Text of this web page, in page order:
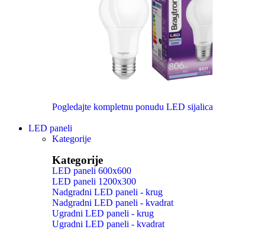
Pogledajte kompletnu ponudu LED sijalica
LED paneli
Kategorije
Kategorije
LED paneli 600x600
LED paneli 1200x300
Nadgradni LED paneli - krug
Nadgradni LED paneli - kvadrat
Ugradni LED paneli - krug
Ugradni LED paneli - kvadrat